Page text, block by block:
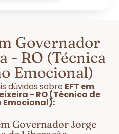
Governador
- RO (Técnica
Emocional)
dúvidas sobre EFT em
- RO (Técnica de
Emocional):
Governador Jorge